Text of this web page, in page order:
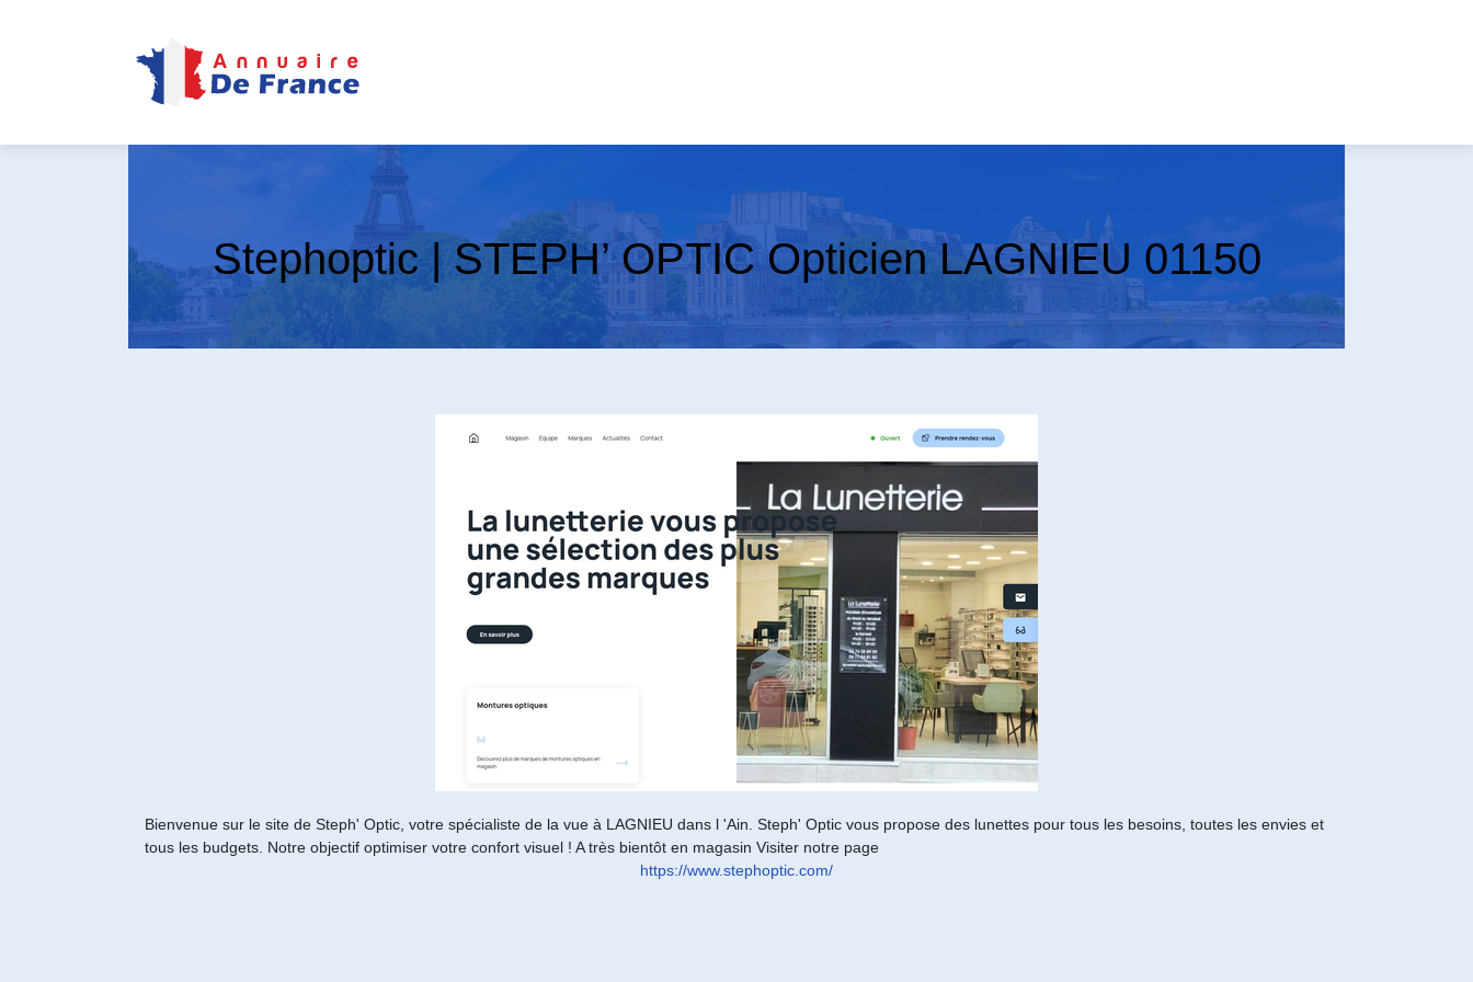
Stephoptic | STEPH’ OPTIC Opticien LAGNIEU 01150
Bienvenue sur le site de Steph' Optic, votre spécialiste de la vue à LAGNIEU dans l 'Ain. Steph' Optic vous propose des lunettes pour tous les besoins, toutes les envies et
tous les budgets. Notre objectif optimiser votre confort visuel ! A très bientôt en magasin Visiter notre page
https://www.stephoptic.com/